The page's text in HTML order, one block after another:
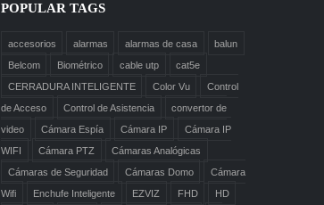
POPULAR TAGS
accesorios alarmas alarmas de casa
balun
Belcom
Biométrico cable utp
cat5e
CERRADURA INTELIGENTE
Color Vu
Control
de Acceso
Control de Asistencia
convertor de
video
Cámara Espía Cámara IP
Cámara IP
WIFI
Cámara PTZ
Cámaras Analógicas
Cámaras de Seguridad
Cámaras Domo
Cámara
Wifi
Enchufe Inteligente EZVIZ FHD HD